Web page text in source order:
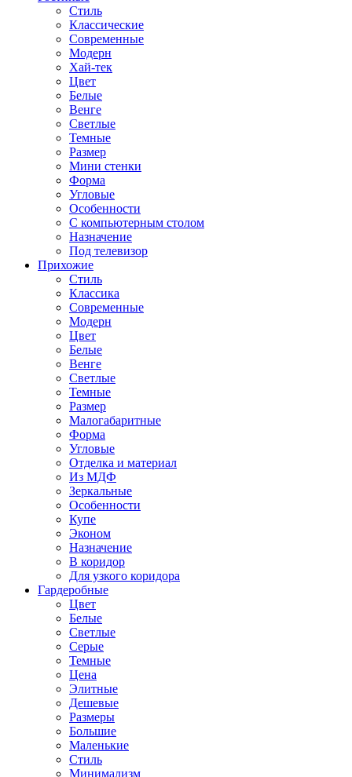
Стиль
Классические
Современные
Модерн
Хай-тек
Цвет
Белые
Венге
Светлые
Темные
Размер
Мини стенки
Форма
Угловые
Особенности
С компьютерным столом
Назначение
Под телевизор
Прихожие
Стиль
Классика
Современные
Модерн
Цвет
Белые
Венге
Светлые
Темные
Размер
Малогабаритные
Форма
Угловые
Отделка и материал
Из МДФ
Зеркальные
Особенности
Купе
Эконом
Назначение
В коридор
Для узкого коридора
Гардеробные
Цвет
Белые
Светлые
Серые
Темные
Цена
Элитные
Дешевые
Размеры
Большие
Маленькие
Стиль
Минимализм